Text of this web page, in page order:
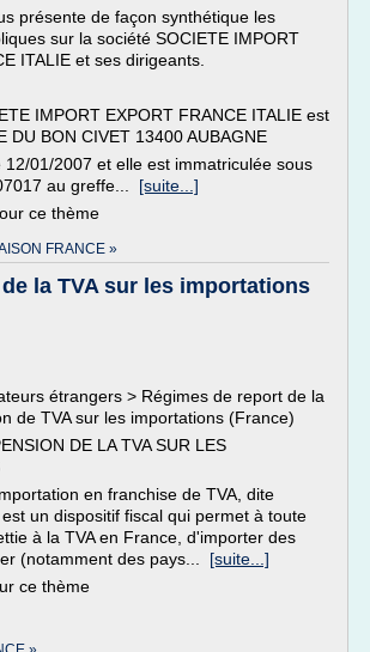
présente de façon synthétique les
sur la société SOCIETE IMPORT
ITALIE et ses dirigeants.
IMPORT EXPORT FRANCE ITALIE est
DU BON CIVET 13400 AUBAGNE
12/01/2007 et elle est immatriculée sous
au greffe... [suite...]
ce thème
FRANCE »
la TVA sur les importations
étrangers > Régimes de report de la
de TVA sur les importations (France)
DE LA TVA SUR LES
en franchise de TVA, dite
un dispositif fiscal qui permet à toute
à la TVA en France, d'importer des
(notamment des pays... [suite...]
ce thème